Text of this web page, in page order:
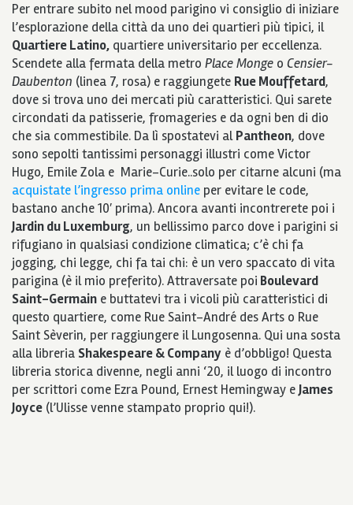
Per entrare subito nel mood parigino vi consiglio di iniziare
l’esplorazione della città da uno dei quartieri più tipici, il
Quartiere Latino, quartiere universitario per eccellenza.
Scendete alla fermata della metro Place Monge o Censier-
Daubenton (linea 7, rosa) e raggiungete Rue Mouffetard,
dove si trova uno dei mercati più caratteristici. Qui sarete
circondati da patisserie, fromageries e da ogni ben di dio
che sia commestibile. Da lì spostatevi alPantheon, dove
sono sepolti tantissimi personaggi illustri come Victor
Hugo, Emile Zola e Marie-Curie..solo per citarne alcuni (ma
acquistate l’ingresso prima online per evitare le code,
bastano anche 10′ prima). Ancora avanti incontrerete poi i
Jardin du Luxemburg, un bellissimo parco dove i parigini si
rifugiano in qualsiasi condizione climatica; c’è chi fa
jogging, chi legge, chi fa tai chi: è un vero spaccato di vita
parigina (è il mio preferito). Attraversate poi Boulevard
Saint-Germain e buttatevi tra i vicoli più caratteristici di
questo quartiere, come Rue Saint-André des Arts o Rue
Saint Sèverin, per raggiungere il Lungosenna. Qui una sosta
alla libreria Shakespeare & Company è d’obbligo! Questa
libreria storica divenne, negli anni ‘20, il luogo di incontro
per scrittori come Ezra Pound, Ernest Hemingway eJames
Joyce (l’Ulisse venne stampato proprio qui!).